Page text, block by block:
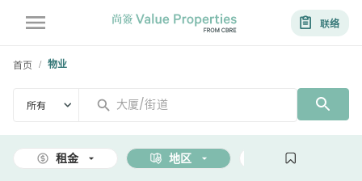
联络
首页 / 物业
所有
租金 地区 面积